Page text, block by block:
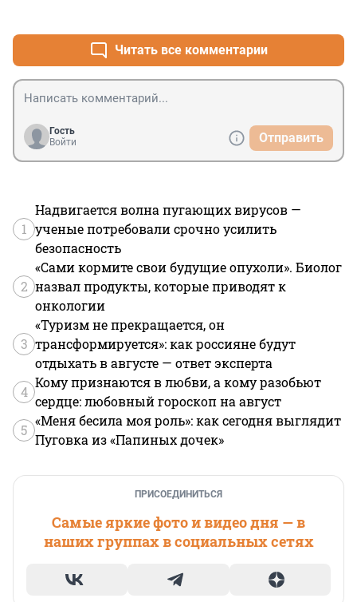
Читать все комментарии
Гость
Войти
Отправить
1
Надвигается волна пугающих вирусов —
ученые потребовали срочно усилить
безопасность
2
«Сами кормите свои будущие опухоли». Биолог
назвал продукты, которые приводят к
онкологии
3
«Туризм не прекращается, он
трансформируется»: как россияне будут
отдыхать в августе — ответ эксперта
4
Кому признаются в любви, а кому разобьют
сердце: любовный гороскоп на август
5
«Меня бесила моя роль»: как сегодня выглядит
Пуговка из «Папиных дочек»
ПРИСОЕДИНИТЬСЯ
Самые яркие фото и видео дня — в
наших группах в социальных сетях